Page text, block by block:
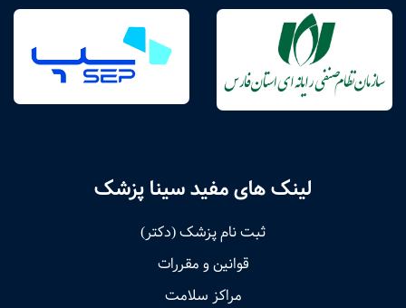
لینک های مفید سینا پزشک
ثبت نام پزشک (دکتر)
قوانین و مقررات
مراکز سلامت